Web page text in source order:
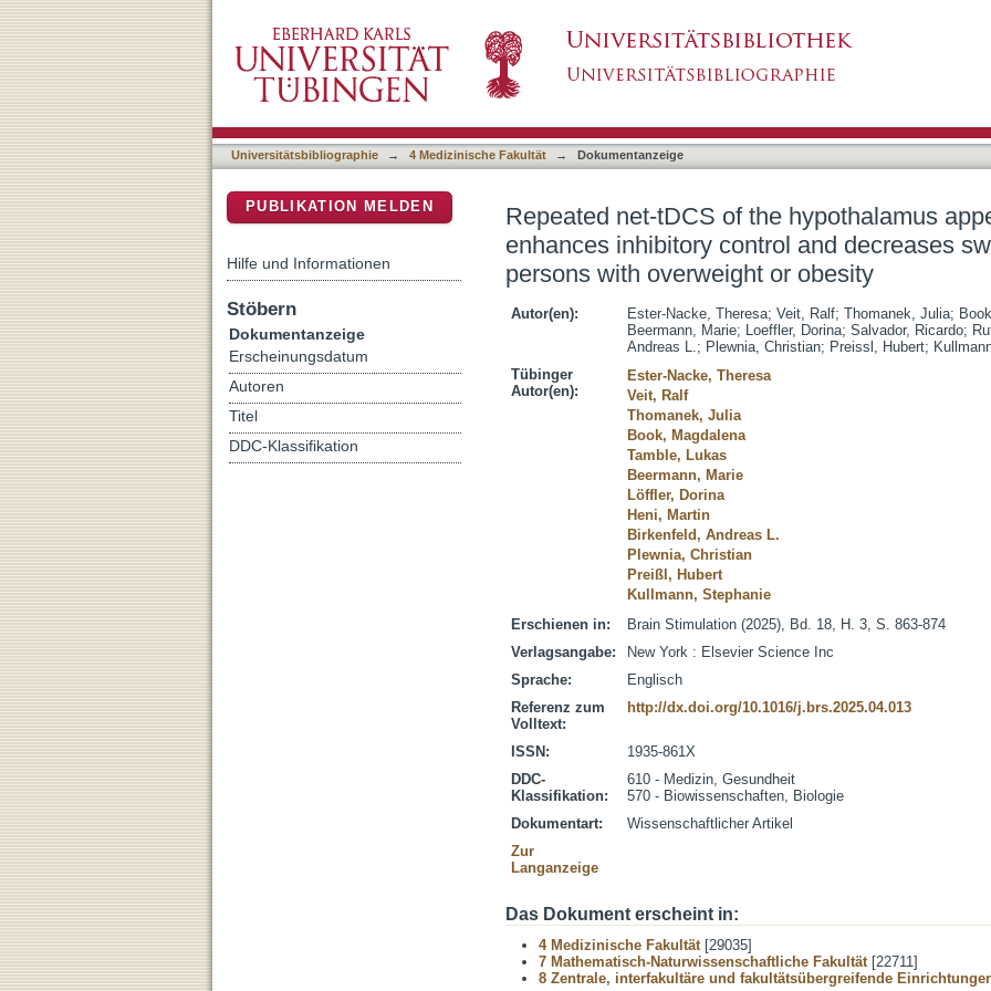
Repeated net-tDCS of the hypothalamus appetite-control network
decreases sweet food intake in persons with overweight or obesity
Universitätsbibliographie → 4 Medizinische Fakultät → Dokumentanzeige
Repeated net-tDCS of the hypothalamus
enhances inhibitory control and decreases
persons with overweight or obesity
Autor(en): Ester-Nacke, Theresa; Veit, Ralf; Thomanek, Julia;
Beermann, Marie; Loeffler, Dorina; Salvador, Ricardo;
Andreas L.; Plewnia, Christian; Preissl, Hubert;
Tübinger
Autor(en):
Ester-Nacke, Theresa
Veit, Ralf
Thomanek, Julia
Book, Magdalena
Tamble, Lukas
Beermann, Marie
Löffler, Dorina
Heni, Martin
Birkenfeld, Andreas L.
Plewnia, Christian
Preißl, Hubert
Kullmann, Stephanie
Erschienen in:
Brain Stimulation (2025), Bd. 18, H. 3, S. 863-874
Verlagsangabe:
New York : Elsevier Science Inc
Sprache:
Englisch
Referenz zum
Volltext:
http://dx.doi.org/10.1016/j.brs.2025.04.013
ISSN:
1935-861X
DDC-
Klassifikation:
610 - Medizin, Gesundheit
570 - Biowissenschaften, Biologie
Dokumentart:
Wissenschaftlicher Artikel
Zur
Langanzeige
Das Dokument erscheint in:
4 Medizinische Fakultät[29035]
7 Mathematisch-Naturwissenschaftliche Fakultät[22711]
8 Zentrale, interfakultäre und fakultätsübergreifende
PUBLIKATION MELDEN
Hilfe und Informationen
Stöbern
Dokumentanzeige
Erscheinungsdatum
Autoren
Titel
DDC-Klassifikation